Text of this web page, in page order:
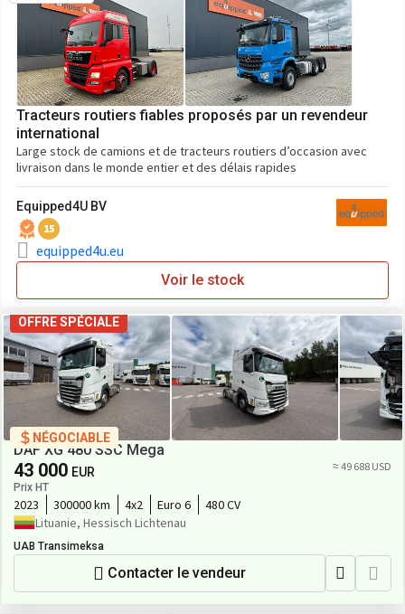
Tracteurs routiers fiables proposés par un revendeur
international
Large stock de camions et de tracteurs routiers d’occasion avec
livraison dans le monde entier et des délais rapides
Equipped4U BV
15
equipped4u.eu
Voir le stock
OFFRE SPÉCIALE
NÉGOCIABLE
DAF XG 480 SSC Mega
43 000 EUR
Prix HT
≈ 49 688 USD
2023 300000 km 4x2 Euro 6
480 CV
Lituanie, Hessisch Lichtenau
UAB Transimeksa
Contacter le vendeur